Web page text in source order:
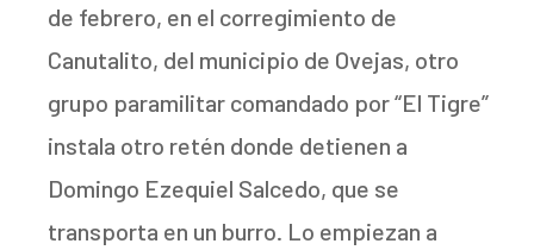
de febrero, en el corregimiento de
Canutalito, del municipio de Ovejas, otro
grupo paramilitar comandado por “El Tigre”
instala otro retén donde detienen a
Domingo Ezequiel Salcedo, que se
transporta en un burro. Lo empiezan a